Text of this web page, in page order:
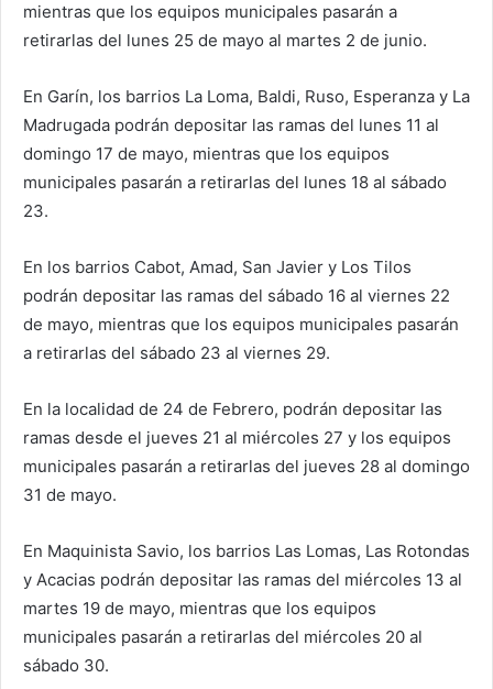
mientras que los equipos municipales pasarán a
retirarlas del lunes 25 de mayo al martes 2 de junio.
En Garín, los barrios La Loma, Baldi, Ruso, Esperanza y La
Madrugada podrán depositar las ramas del lunes 11 al
domingo 17 de mayo, mientras que los equipos
municipales pasarán a retirarlas del lunes 18 al sábado
23.
En los barrios Cabot, Amad, San Javier y Los Tilos
podrán depositar las ramas del sábado 16 al viernes 22
de mayo, mientras que los equipos municipales pasarán
a retirarlas del sábado 23 al viernes 29.
En la localidad de 24 de Febrero, podrán depositar las
ramas desde el jueves 21 al miércoles 27 y los equipos
municipales pasarán a retirarlas del jueves 28 al domingo
31 de mayo.
En Maquinista Savio, los barrios Las Lomas, Las Rotondas
y Acacias podrán depositar las ramas del miércoles 13 al
martes 19 de mayo, mientras que los equipos
municipales pasarán a retirarlas del miércoles 20 al
sábado 30.